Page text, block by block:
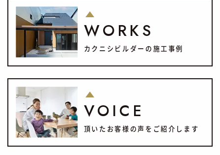
WORKS
カクニシビルダーの施工事例
VOICE
頂いたお客様の声をご紹介します